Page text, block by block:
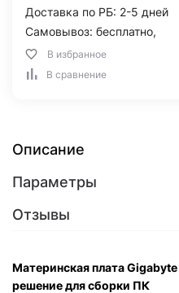
Доставка по РБ: 2-5 дней
Самовывоз: бесплатно,
В избранное
В сравнение
Описание
Параметры
Отзывы
Материнская плата
решение для сборки ПК